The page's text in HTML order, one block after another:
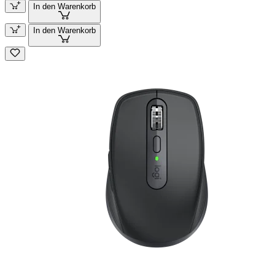
In den Warenkorb
In den Warenkorb